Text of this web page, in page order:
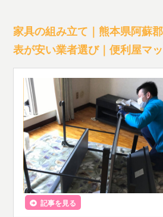
家具の組み立て｜熊本県阿蘇
表が安い業者選び｜便利屋マ
記事を見る